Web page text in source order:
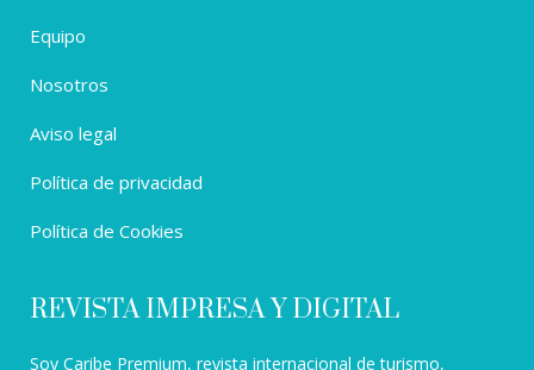
Equipo
Nosotros
Aviso legal
Política de privacidad
Política de Cookies
REVISTA IMPRESA Y DIGITAL
Soy Caribe Premium, revista internacional de turismo,